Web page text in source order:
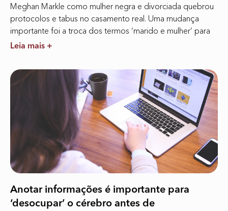
Meghan Markle como mulher negra e divorciada quebrou
protocolos e tabus no casamento real. Uma mudança
importante foi a troca dos termos ‘marido e mulher’ para
Leia mais +
Anotar informações é importante para
‘desocupar’ o cérebro antes de